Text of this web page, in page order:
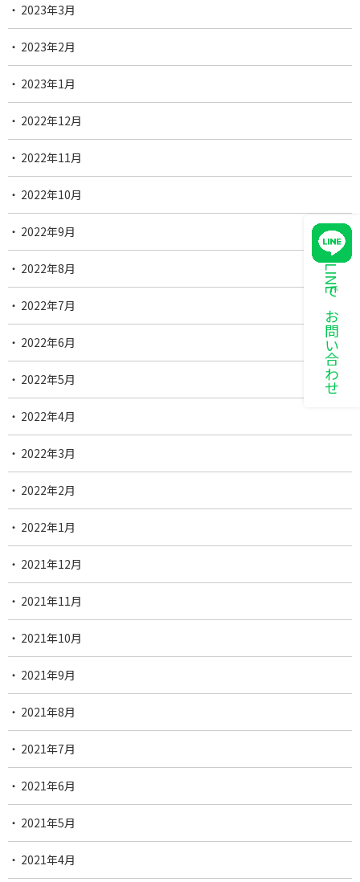
LINEでお問い合わせ
2023年3月
2023年2月
2023年1月
2022年12月
2022年11月
2022年10月
2022年9月
2022年8月
2022年7月
2022年6月
2022年5月
2022年4月
2022年3月
2022年2月
2022年1月
2021年12月
2021年11月
2021年10月
2021年9月
2021年8月
2021年7月
2021年6月
2021年5月
2021年4月